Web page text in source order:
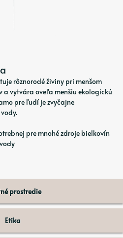
prostredie
Etika
rôznorodé živiny pri menšom
vytvára oveľa menšiu ekologickú
pre ľudí je zvyčajne
pre mnohé zdroje bielkovín